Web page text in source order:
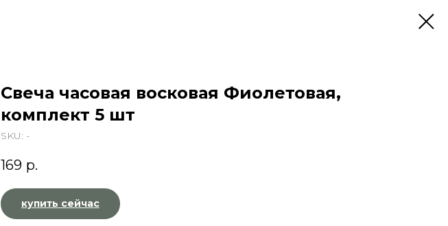
Свеча часовая восковая Фиолетовая,
комплект 5 шт
SKU: -
169 р.
купить сейчас